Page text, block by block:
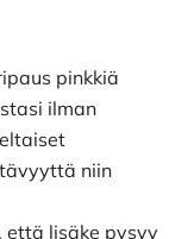
pinkkiä
ilman
niin
että lisäke pysyy